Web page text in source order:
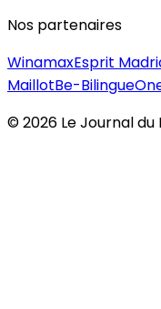
Nos partenaires
WinamaxEsprit
MaillotBe-Bilingue
©2026 Le Journal du